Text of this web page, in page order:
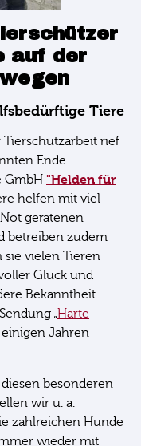
auf der
Tiere
Tierschutzarbeit rief
Ende
GmbH "Helden für
helfen mit viel
geratenen
betreiben zudem
sie vielen Tieren
Glück und
Bekanntheit
„Harte
einigen Jahren
besonderen
wir u. a.
zahlreichen Hunde
wieder mit